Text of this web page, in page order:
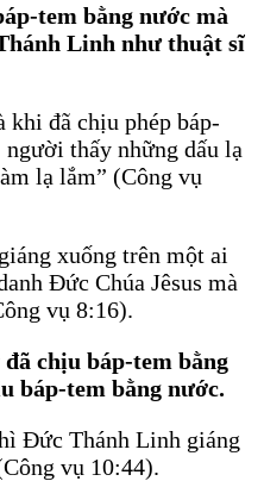
tem bằng nước mà
Linh như thuật sĩ
khi đã chịu phép báp-
thấy những dấu lạ
lạ lắm” (Công vụ
xuống trên một ai
Ðức Chúa Jêsus mà
vụ 8:16).
chịu báp-tem bằng
báp-tem bằng nước.
Ðức Thánh Linh giáng
vụ 10:44).